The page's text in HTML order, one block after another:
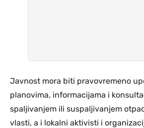
Javnost mora biti pravovremeno
planovima, informacijama i
spaljivanjem ili suspaljivanjem
vlasti, a i lokalni aktivisti i